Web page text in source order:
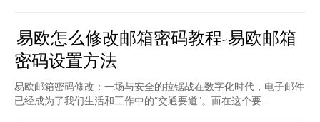
易欧怎么修改邮箱密码教程-易欧邮箱
密码设置方法
易欧邮箱密码修改：一场与安全的拉锯战在数字化时代，电子邮件
已经成为了我们生活和工作中的“交通要道”。而在这个要...